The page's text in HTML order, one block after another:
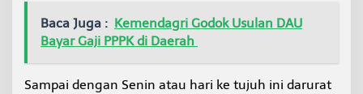
Baca Juga : Kemendagri Godok Usulan DAU
Bayar Gaji PPPK di Daerah
Sampai dengan Senin atau hari ke tujuh ini darurat